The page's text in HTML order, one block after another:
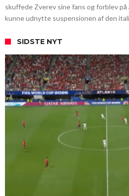
skuffede Zverev sine fans og forblev på
kunne udnytte suspensionen af den
SIDSTE NYT